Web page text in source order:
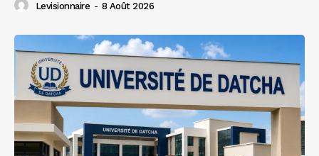
Levisionnaire - 8 Août 2026